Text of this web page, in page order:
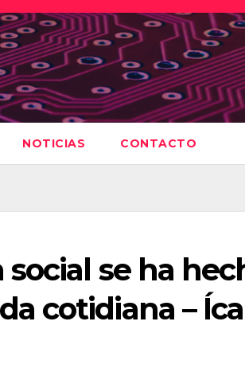
NOTICIAS CONTACTO
se ha
cotidiana –